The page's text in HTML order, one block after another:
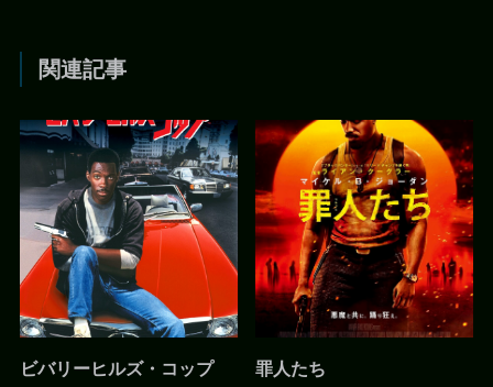
関連記事
ビバリーヒルズ・コップ 罪人たち